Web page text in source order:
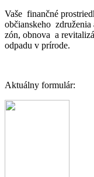
Vaše finančné
občianskeho združenia
zón, obnova a
odpadu v prírode.
Aktuálny formulár: